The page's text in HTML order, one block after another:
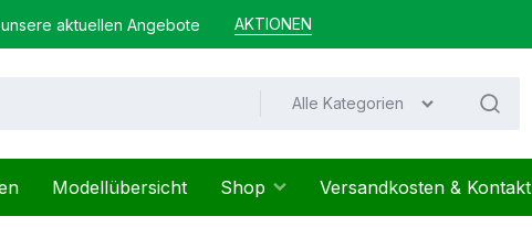
aktuellen Angebote AKTIONEN
Alle Kategorien
Modellübersicht Shop Versandkosten & Kontakt